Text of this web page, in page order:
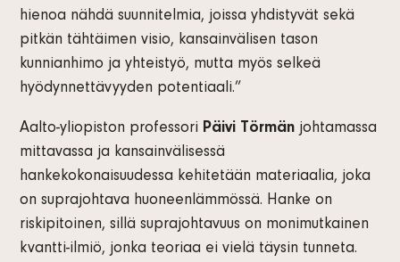
hienoa nähdä suunnitelmia, joissa yhdistyvät sekä
pitkän tähtäimen visio, kansainvälisen tason
kunnianhimo ja yhteistyö, mutta myös selkeä
hyödynnettävyyden potentiaali.”
Aalto-yliopiston professori Päivi Törmän johtamassa
mittavassa ja kansainvälisessä
hankekokonaisuudessa kehitetään materiaalia, joka
on suprajohtava huoneenlämmössä. Hanke on
riskipitoinen, sillä suprajohtavuus on monimutkainen
kvantti-ilmiö, jonka teoriaa ei vielä täysin tunneta.